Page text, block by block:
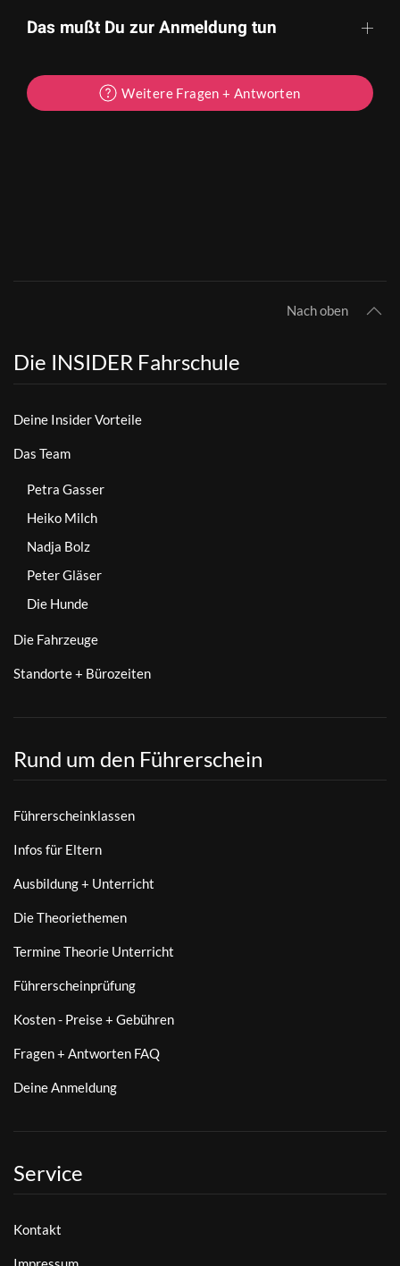
Das mußt Du zur Anmeldung tun
Weitere Fragen + Antworten
Nach oben
Die INSIDER Fahrschule
Deine Insider Vorteile
Das Team
Petra Gasser
Heiko Milch
Nadja Bolz
Peter Gläser
Die Hunde
Die Fahrzeuge
Standorte + Bürozeiten
Rund um den Führerschein
Führerscheinklassen
Infos für Eltern
Ausbildung + Unterricht
Die Theoriethemen
Termine Theorie Unterricht
Führerscheinprüfung
Kosten - Preise + Gebühren
Fragen + Antworten FAQ
Deine Anmeldung
Service
Kontakt